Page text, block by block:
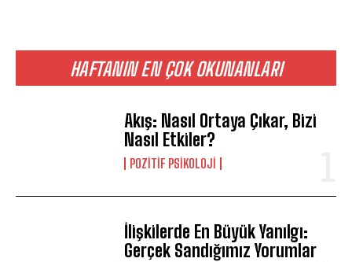
HAFTANIN EN ÇOK OKUNANLARI
Akış: Nasıl Ortaya Çıkar, Bizi
Nasıl Etkiler?
POZITIF PSIKOLOJI
İlişkilerde En Büyük Yanılgı:
Gerçek Sandığımız Yorumlar